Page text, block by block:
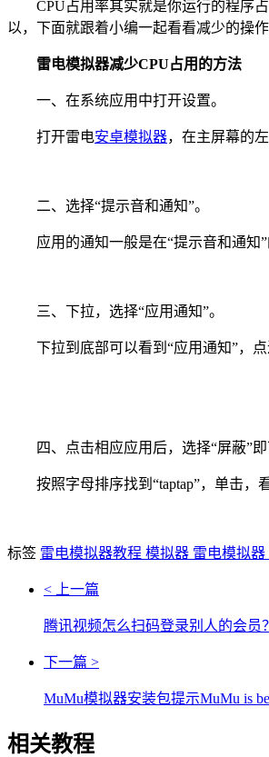
CPU占用率其实就是你运行的程序占
以，下面就跟着小编一起看看减少的操作
雷电模拟器减少CPU占用的方法
一、在系统应用中打开设置。
打开雷电安卓模拟器，在主屏幕的
二、选择“提示音和通知”。
应用的通知一般是在“提示音和通知”
三、下拉，选择“应用通知”。
下拉到底部可以看到“应用通知”，点
四、点击相应应用后，选择“屏蔽”即
按照字母排序找到“taptap”，单击，
标签 雷电模拟器教程 模拟器 雷电模拟器
< 上一篇
腾讯视频怎么扫码登录别人的会员？
下一篇 >
MuMu模拟器安装包提示MuMu is
相关教程